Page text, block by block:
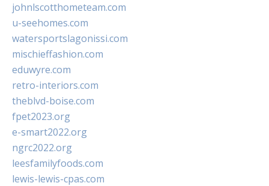
johnlscotthometeam.com
u-seehomes.com
watersportslagonissi.com
mischieffashion.com
eduwyre.com
retro-interiors.com
theblvd-boise.com
fpet2023.org
e-smart2022.org
ngrc2022.org
leesfamilyfoods.com
lewis-lewis-cpas.com